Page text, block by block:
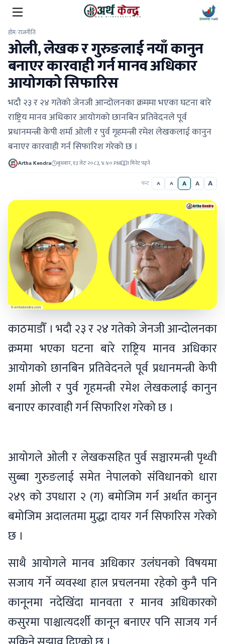
होम/राजनीति
ओली, लेखक र गुरुङलाई नयाँ कानुन
बनाएर कारवाही गर्न मानव अधिकार
आयोगको सिफारिस
भदौ २३ र २४ गतेको जेनजी आन्दोलनका क्रममा भएका घटना बारे
राष्ट्रिय मानव अधिकार आयोगको छानबिन प्रतिवेदनले पूर्व
प्रधानमन्त्री केपी शर्मा ओली र पुर्व गृहमन्त्री रमेश लेखकलाई कानुन
बनाएर कारवाही गर्न सिफारिश गरेको छ ।
Artha Kendra बुधबार, १३ जेठ २०८३, ४:४० PM 1 मिनेट पढ्ने
फन्ट A A A A A
काठमाडौँ । भदौ २३ र २४ गतेको जेनजी आन्दोलनका
क्रममा भएका घटना बारे राष्ट्रिय मानव अधिकार
आयोगको छानबिन प्रतिवेदनले पूर्व प्रधानमन्त्री केपी
शर्मा ओली र पुर्व गृहमन्त्री रमेश लेखकलाई कानुन
बनाएर कारवाही गर्न सिफारिश गरेको छ ।
आयोगले ओली र लेखकसहित पुर्व सञ्चारमन्त्री पृथ्वी
सुब्बा गुरुङलाई समेत नेपालको संविधानको धारा
२४९ को उपधारा २ (ग) बमोजिम गर्न अर्थात कानुन
बमोजिम अदालतमा मुद्धा दायर गर्न सिफारिस गरेको
छ ।
साथै आयोगले मानव अधिकार उलंघनको विषयमा
सजाय गर्ने व्यवस्था हाल प्रचलनमा रहेको कुनै पनि
कानूनमा नदेखिंदा मानवता र मानव अधिकारको
कसुरमा पाश्चात्यदर्शी कानून बनाएर पनि साजय गर्न